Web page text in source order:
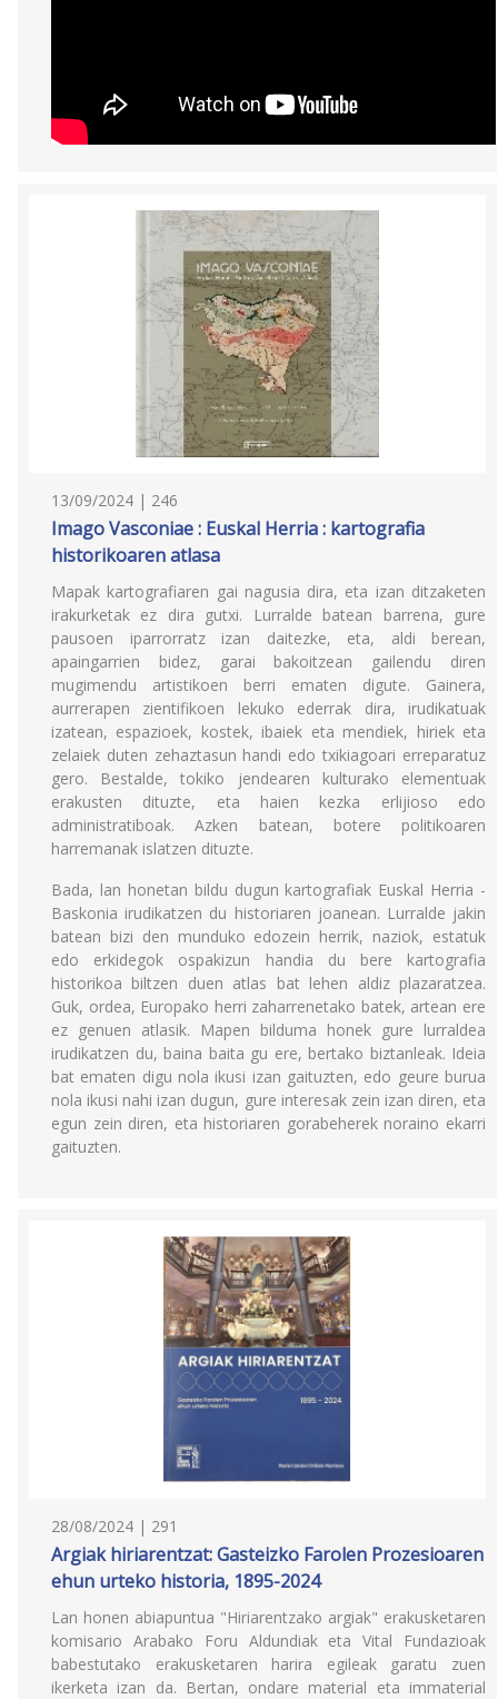
13/09/2024 | 246
Imago Vasconiae : Euskal Herria : kartografia
historikoaren atlasa
Mapak kartografiaren gai nagusia dira, eta izan ditzaketen
irakurketak ez dira gutxi. Lurralde batean barrena, gure
pausoen iparrorratz izan daitezke, eta, aldi berean,
apaingarrien bidez, garai bakoitzean gailendu diren
mugimendu artistikoen berri ematen digute. Gainera,
aurrerapen zientifikoen lekuko ederrak dira, irudikatuak
izatean, espazioek, kostek, ibaiek eta mendiek, hiriek eta
zelaiek duten zehaztasun handi edo txikiagoari erreparatuz
gero. Bestalde, tokiko jendearen kulturako elementuak
erakusten dituzte, eta haien kezka erlijioso edo
administratiboak. Azken batean, botere politikoaren
harremanak islatzen dituzte.
Bada, lan honetan bildu dugun kartografiak Euskal Herria -
Baskonia irudikatzen du historiaren joanean. Lurralde jakin
batean bizi den munduko edozein herrik, naziok, estatuk
edo erkidegok ospakizun handia du bere kartografia
historikoa biltzen duen atlas bat lehen aldiz plazaratzea.
Guk, ordea, Europako herri zaharrenetako batek, artean ere
ez genuen atlasik. Mapen bilduma honek gure lurraldea
irudikatzen du, baina baita gu ere, bertako biztanleak. Ideia
bat ematen digu nola ikusi izan gaituzten, edo geure burua
nola ikusi nahi izan dugun, gure interesak zein izan diren, eta
egun zein diren, eta historiaren gorabeherek noraino ekarri
gaituzten.
28/08/2024 | 291
Argiak hiriarentzat: Gasteizko Farolen Prozesioaren
ehun urteko historia, 1895-2024
Lan honen abiapuntua "Hiriarentzako argiak" erakusketaren
komisario Arabako Foru Aldundiak eta Vital Fundazioak
babestutako erakusketaren harira egileak garatu zuen
ikerketa izan da. Bertan, ondare material eta immaterial